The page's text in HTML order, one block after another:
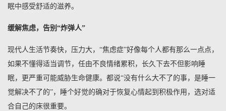
眠中感受舒适的滋养。
缓解焦虑，告别“炸弹人”
现代人生活节奏快，压力大，“焦虑症”好像每个人都有那么一点点，
如果不懂得适当调节，任由不良情绪累积，长久下去不但影响睡
眠，更严重可能威胁生命健康。都说“没有什么大不了的事，是睡一
觉解决不了的”，睡个好觉的确对于恢复心情起到积极作用，选对适
合自己的床很重要。